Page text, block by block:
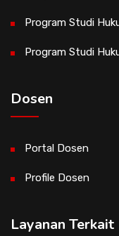
Program Studi
Program Studi
Dosen
Portal Dosen
Profile Dosen
Layanan Terkait